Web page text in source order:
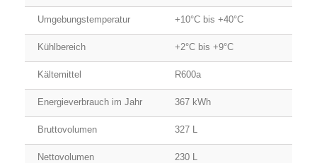
Umgebungstemperatur +10°C bis +40°C
Kühlbereich +2°C bis +9°C
Kältemittel R600a
Energieverbrauch im Jahr 367 kWh
Bruttovolumen 327 L
Nettovolumen 230 L